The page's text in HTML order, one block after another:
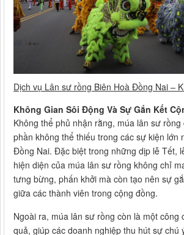
Dịch vụ Lân sư rồng Biên Hoà Đồng Nai –
Không Gian Sôi Động Và Sự Gắn Kết
Không thể phủ nhận rằng, múa lân sư
phần không thể thiếu trong các sự kiện lớn
Đồng Nai. Đặc biệt trong những dịp lễ Tết,
hiện diện của múa lân sư rồng không chỉ
tưng bừng, phấn khởi mà còn tạo nên sự
giữa các thành viên trong cộng đồng.
Ngoài ra, múa lân sư rồng còn là một công
quả, giúp các doanh nghiệp thu hút sự chú